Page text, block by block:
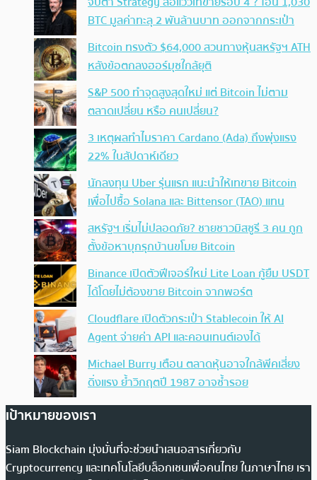
BTC มูลค่าทะลุ 2 พันล้านบาท ออกจากกระเป๋า
Bitcoin ทรงตัว $64,000 สวนทางหุ้นสหรัฐฯ ATH
หลังข้อตกลงฮอร์มุซใกล้ยุติ
S&P 500 ทำจุดสูงสุดใหม่ แต่ Bitcoin ไม่ตาม
ตลาดเปลี่ยน หรือ คนเปลี่ยน?
3 เหตุผลทำไมราคา Cardano (Ada) ถึงพุ่งแรง
22% ในสัปดาห์เดียว
นักลงทุน Uber รุ่นแรก แนะนำให้เทขาย Bitcoin
เพื่อไปซื้อ Solana และ Bittensor (TAO) แทน
สหรัฐฯ เริ่มไม่ปลอดภัย? ชายชาวมิสซูรี 3 คน ถูก
ตั้งข้อหาบุกรุกบ้านขโมย Bitcoin
Binance เปิดตัวฟีเจอร์ใหม่ Lite Loan กู้ยืม USDT
ได้โดยไม่ต้องขาย Bitcoin จากพอร์ต
Cloudflare เปิดตัวกระเป๋า Stablecoin ให้ AI
Agent จ่ายค่า API และคอนเทนต์เองได้
Michael Burry เตือน ตลาดหุ้นอาจใกล้พีคเสี่ยง
ดิ่งแรง ย้ำวิกฤตปี 1987 อาจซ้ำรอย
เป้าหมายของเรา
Siam Blockchain มุ่งมั่นที่จะช่วยนำเสนอสารเกี่ยวกับ
Cryptocurrency และเทคโนโลยีบล็อกเชนเพื่อคนไทย ในภาษาไทย เรา